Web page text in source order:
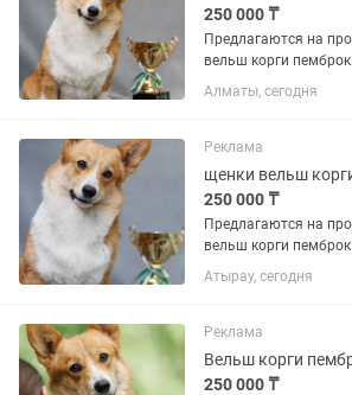
250 000 ₸
Предлагаются на
вельш корги
родословной. Окрасы
рыжий с белым.
выставок, имеют
отличным...
Алматы, сегодня
Реклама
250 000 ₸
Предлагаются на
вельш корги
родословной. Окрасы
рыжий с белым.
выставок, имеют
отличным...
Атырау, сегодня
Реклама
250 000 ₸